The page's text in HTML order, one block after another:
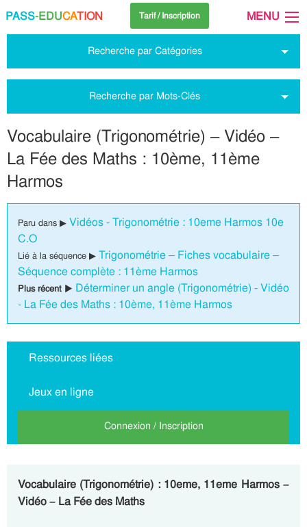
PASS-EDUCATION Tarif / Inscription MENU
Recherche par Catégories
Recherche par Mots-Clés
Vocabulaire (Trigonométrie) – Vidéo –
La Fée des Maths : 10ème, 11ème
Harmos
Paru dans ▶ Vidéos - Trigonométrie : 10eme Harmos 10e
C.O
Lié à la séquence ▶ Trigonométrie – Fiches vocabulaire –
Séquence complète : 11ème Harmos
Plus récent ▶ Déterminer un angle (Trigonométrie) - Vidéo
- La Fée des Maths : 10ème, 11ème Harmos
Ressources liées
Jeux en ligne
Connexion / Inscription
Vocabulaire (Trigonométrie) : 10eme, 11eme Harmos –
Vidéo – La Fée des Maths